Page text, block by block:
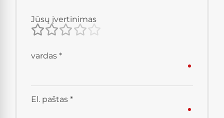
Jūsų įvertinimas
vardas *
El. paštas *